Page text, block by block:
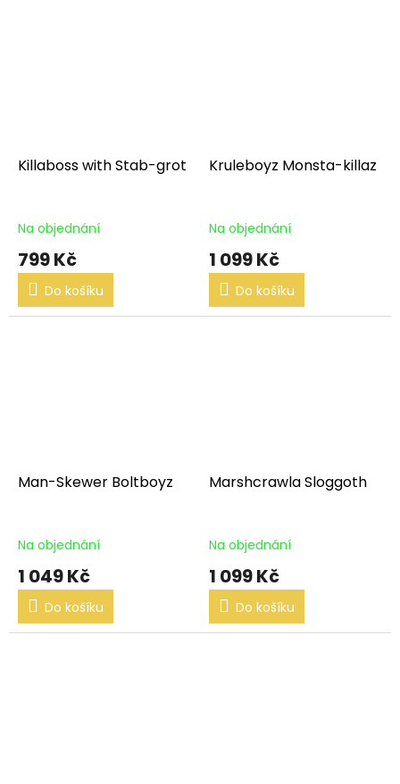
Killaboss with Stab-grot
Na objednání
799 Kč
Do košíku
Kruleboyz Monsta-killaz
Na objednání
1 099 Kč
Do košíku
Man-Skewer Boltboyz
Na objednání
1 049 Kč
Do košíku
Marshcrawla Sloggoth
Na objednání
1 099 Kč
Do košíku